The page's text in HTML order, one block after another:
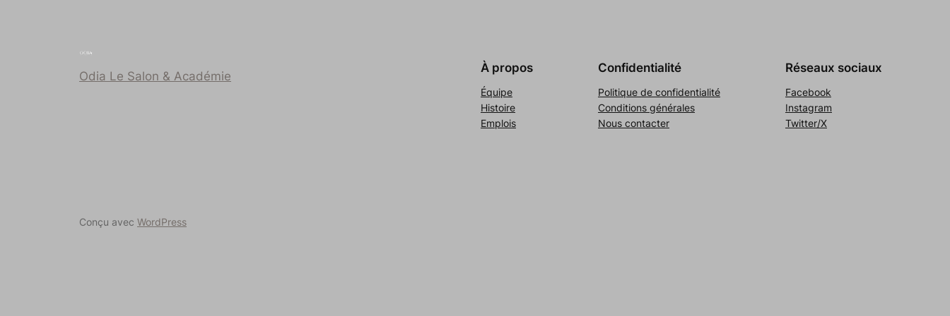
Odia Le Salon & Académie
À propos
Équipe
Histoire
Emplois
Confidentialité
Politique de confidentialité
Conditions générales
Nous contacter
Réseaux sociaux
Facebook
Instagram
Twitter/X
Conçu avec WordPress